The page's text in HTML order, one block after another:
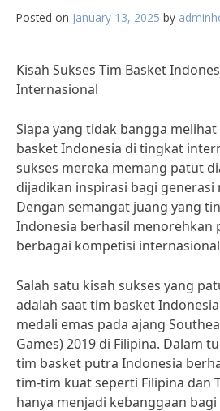
Posted on January 13, 2025 by
Kisah Sukses Tim Basket
Internasional
Siapa yang tidak bangga
basket Indonesia di tingkat
sukses mereka memang patut
dijadikan inspirasi bagi generasi
Dengan semangat juang yang
Indonesia berhasil menorehkan
berbagai kompetisi
Salah satu kisah sukses yang
adalah saat tim basket
medali emas pada ajang
Games) 2019 di Filipina. Dalam
tim basket putra Indonesia
tim-tim kuat seperti Filipina dan
hanya menjadi kebanggaan